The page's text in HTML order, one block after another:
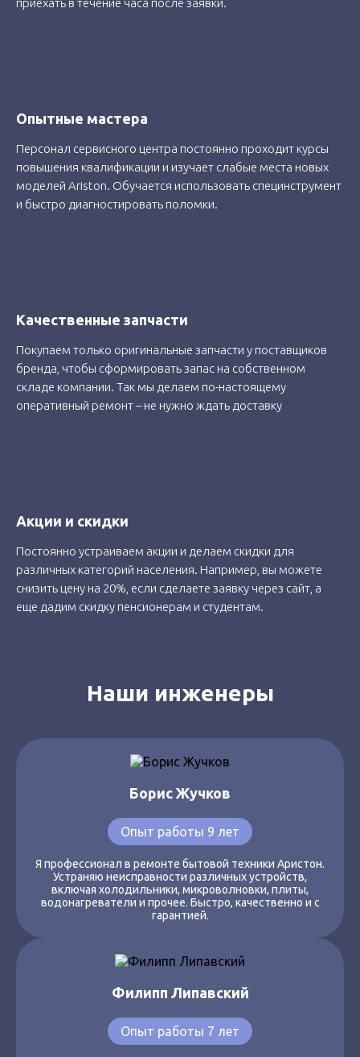
приехать в течение часа после заявки.
Опытные мастера
Персонал сервисного центра постоянно проходит курсы
повышения квалификации и изучает слабые места новых
моделей Ariston. Обучается использовать специнструмент
и быстро диагностировать поломки.
Качественные запчасти
Покупаем только оригинальные запчасти у поставщиков
бренда, чтобы сформировать запас на собственном
складе компании. Так мы делаем по-настоящему
оперативный ремонт – не нужно ждать доставку
Акции и скидки
Постоянно устраиваем акции и делаем скидки для
различных категорий населения. Например, вы можете
снизить цену на 20%, если сделаете заявку через сайт, а
еще дадим скидку пенсионерам и студентам.
Наши инженеры
Борис Жучков
Опыт работы 9 лет
Я профессионал в ремонте бытовой техники Аристон.
Устраняю неисправности различных устройств,
включая холодильники, микроволновки, плиты,
водонагреватели и прочее. Быстро, качественно и с
гарантией.
Филипп Липавский
Опыт работы 7 лет